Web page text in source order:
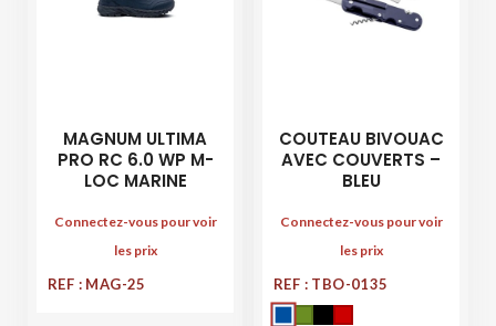
MAGNUM ULTIMA
PRO RC 6.0 WP M-
LOC MARINE
Connectez-vous pour voir
les prix
REF : MAG-25
COUTEAU BIVOUAC
AVEC COUVERTS –
BLEU
Connectez-vous pour voir
les prix
REF : TBO-0135